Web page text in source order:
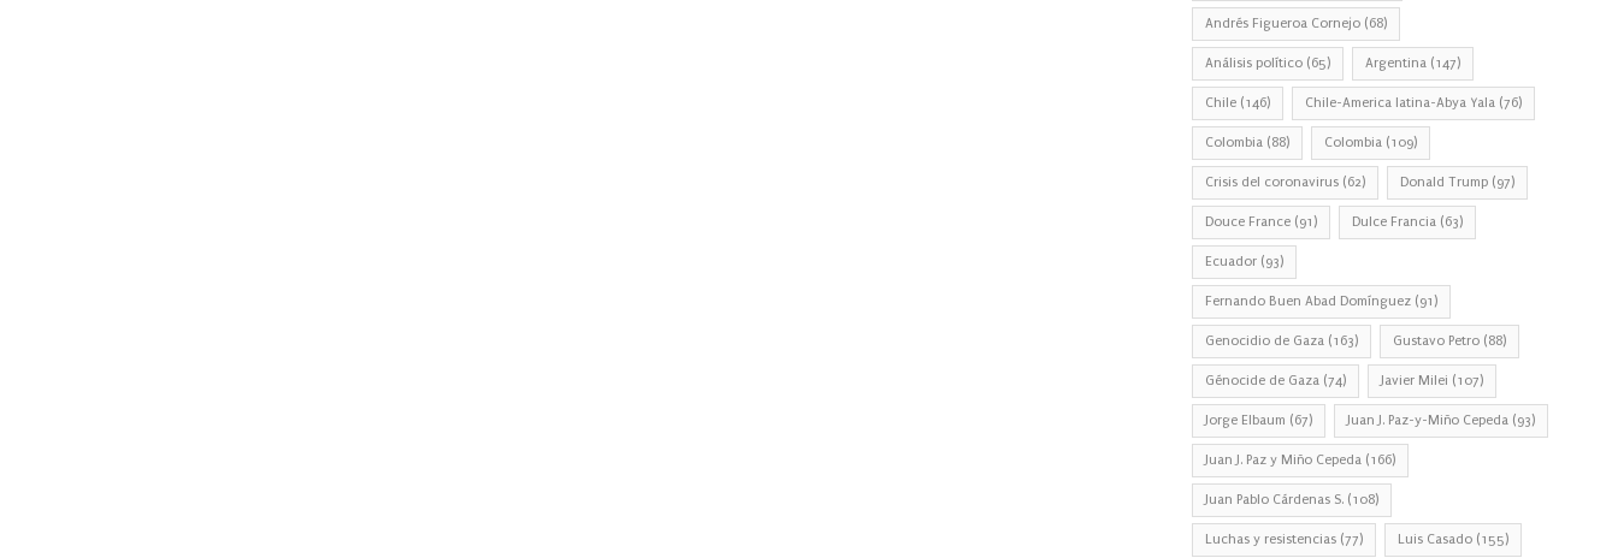
Andrés Figueroa Cornejo (68)
Análisis político (65) Argentina (147)
Chile (146) Chile-America latina-Abya Yala (76)
Colombia (88) Colombia (109)
Crisis del coronavirus (62) Donald Trump (97)
Douce France (91) Dulce Francia (63)
Ecuador (93)
Fernando Buen Abad Domínguez (91)
Genocidio de Gaza (163) Gustavo Petro (88)
Génocide de Gaza (74) Javier Milei (107)
Jorge Elbaum (67) Juan J. Paz-y-Miño Cepeda (93)
Juan J. Paz y Miño Cepeda (166)
Juan Pablo Cárdenas S. (108)
Luchas y resistencias (77) Luis Casado (155)